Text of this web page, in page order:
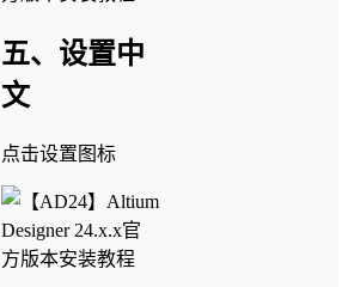
五、设置中
文
点击设置图标